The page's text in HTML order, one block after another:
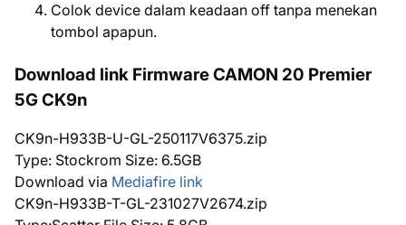
Colok device dalam keadaan off tanpa menekan
tombol apapun.
Download link Firmware CAMON 20 Premier
5G CK9n
CK9n-H933B-U-GL-250117V6375.zip
Type: Stockrom Size: 6.5GB
Download via Mediafire link
CK9n-H933B-T-GL-231027V2674.zip